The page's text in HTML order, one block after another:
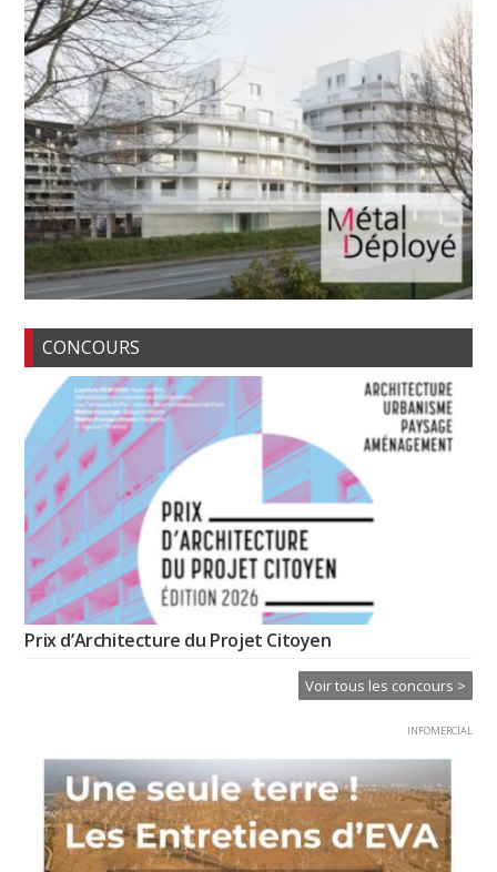
CONCOURS
Prix d’Architecture du Projet Citoyen
Voir tous les concours >
INFOMERCIAL